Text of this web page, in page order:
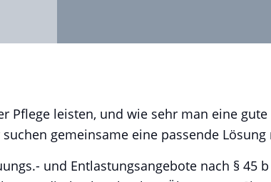
Pflege leisten, und wie sehr man eine
gemeinsame eine passende
und Entlastungsangebote nach § 45